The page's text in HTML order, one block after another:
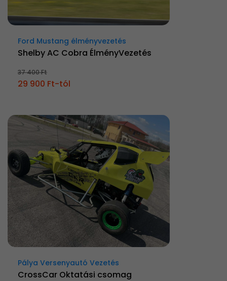
Ford Mustang élményvezetés
Shelby AC Cobra ÉlményVezetés
37 400 Ft
29 900 Ft-tól
Pálya Versenyautó Vezetés
CrossCar Oktatási csomag